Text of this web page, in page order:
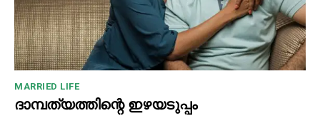
MARRIED LIFE
ദാമ്പത്യത്തിന്റെ ഇഴയടുപ്പം